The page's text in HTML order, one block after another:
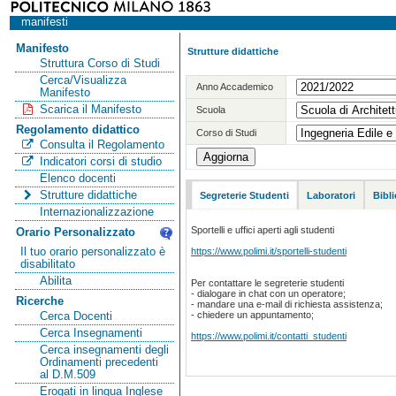
manifesti
Manifesto
Struttura Corso di Studi
Cerca/Visualizza
Manifesto
Scarica il Manifesto
Regolamento didattico
Consulta il Regolamento
Indicatori corsi di studio
Elenco docenti
Strutture didattiche
Internazionalizzazione
Orario Personalizzato
Il tuo orario personalizzato è
disabilitato
Abilita
Ricerche
Cerca Docenti
Cerca Insegnamenti
Cerca insegnamenti degli
Ordinamenti precedenti
al D.M.509
Erogati in lingua Inglese
Strutture didattiche
Anno Accademico
Scuola
Corso di Studi
Segreterie Studenti Laboratori
Sportelli e uffici aperti agli studenti
https://www.polimi.it/sportelli-studenti
Per contattare le segreterie studenti
- dialogare in chat con un operatore;
- mandare una e-mail di richiesta assistenza;
- chiedere un appuntamento;
https://www.polimi.it/contatti_studenti